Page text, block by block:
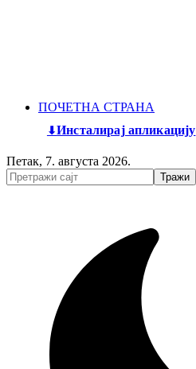
ПОЧЕТНА СТРАНА
Инсталирај апликацију
Петак, 7. августа 2026.